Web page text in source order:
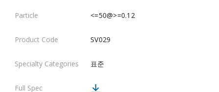
<=50@>=0.12
SV029
표준